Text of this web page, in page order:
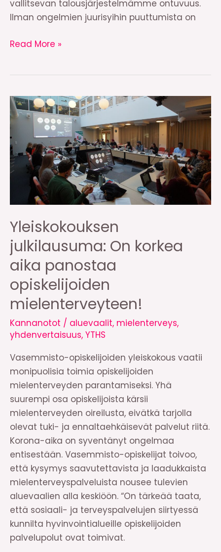
vallitsevan talousjärjestelmämme ontuvuus.
Ilman ongelmien juurisyihin puuttumista on
Nyky-
suunniteltu
jo
valmiiksi
etuoikeutetuille
–
mutta
olla
niin
Read More »
Yleiskokouksen
julkilausuma: On korkea
aika panostaa
opiskelijoiden
mielenterveyteen!
Kannanotot / aluevaalit, mielenterveys,
yhdenvertaisuus, YTHS
Vasemmisto-opiskelijoiden yleiskokous vaatii
monipuolisia toimia opiskelijoiden
mielenterveyden parantamiseksi. Yhä
suurempi osa opiskelijoista kärsii
mielenterveyden oireilusta, eivätkä tarjolla
olevat tuki- ja ennaltaehkäisevät palvelut riitä.
Korona-aika on syventänyt ongelmaa
entisestään. Vasemmisto-opiskelijat toivoo,
että kysymys saavutettavista ja laadukkaista
mielenterveyspalveluista nousee tulevien
aluevaalien alla keskiöön. “On tärkeää taata,
että sosiaali- ja terveyspalvelujen siirtyessä
kunnilta hyvinvointialueille opiskelijoiden
palvelupolut ovat toimivat.